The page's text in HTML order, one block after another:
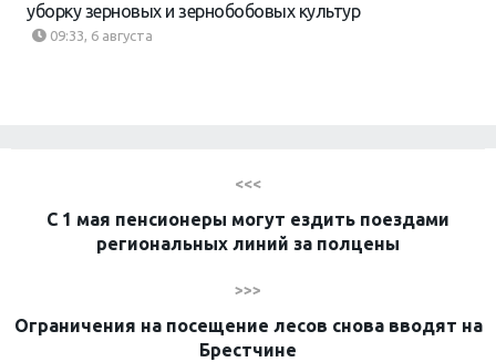
уборку зерновых и зернобобовых культур
09:33, 6 августа
<<<
С 1 мая пенсионеры могут ездить поездами
региональных линий за полцены
>>>
Ограничения на посещение лесов снова вводят на
Брестчине